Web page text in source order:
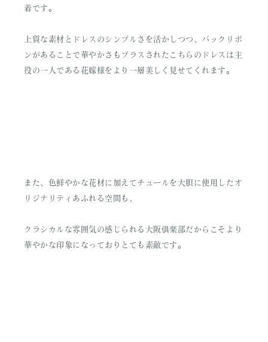
着です。
上質な素材とドレスのシンプルさを活かしつつ、バックリボ
ンがあることで華やかさもプラスされたこちらのドレスは主
役の一人である花嫁様をより一層美しく見せてくれます。
また、色鮮やかな花材に加えてチュールを大胆に使用したオ
リジナリティあふれる空間も、
クラシカルな雰囲気の感じられる大阪俱楽部だからこそより
華やかな印象になっておりとても素敵です。